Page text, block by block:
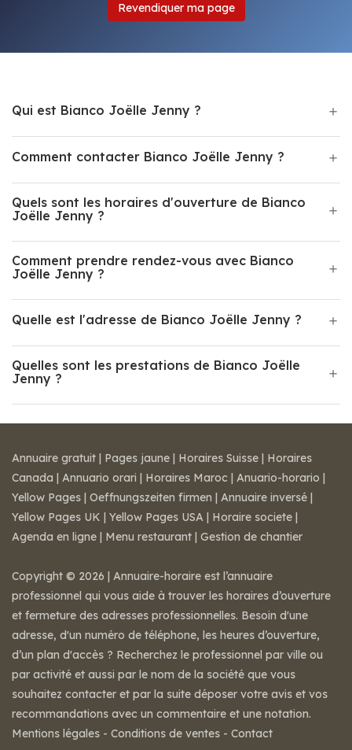
Revendiquer ma page
Qui est Bianco Joëlle Jenny ?
Comment contacter Bianco Joëlle Jenny ?
Quels sont les horaires d'ouverture de Bianco
Joëlle Jenny ?
Comment prendre rendez-vous avec Bianco
Joëlle Jenny ?
Quelle est l'adresse de Bianco Joëlle Jenny ?
Quelles sont les prestations de Bianco Joëlle
Jenny ?
Annuaire gratuit | Pages jaune | Horaires Suisse | Horaires
Canada | Annuario orari | Horaires Maroc | Anuario-horario |
Yellow Pages | Oeffnungszeiten firmen | Annuaire inversé |
Yellow Pages UK | Yellow Pages USA | Horaire societe |
Agenda en ligne | Menu restaurant | Gestion de chantier
Copyright © 2026 | Annuaire-horaire est l’annuaire
professionnel qui vous aide à trouver les horaires d’ouverture
et fermeture des adresses professionnelles. Besoin d'une
adresse, d'un numéro de téléphone, les heures d’ouverture,
d’un plan d'accès ? Recherchez le professionnel par ville ou
par activité et aussi par le nom de la société que vous
souhaitez contacter et par la suite déposer votre avis et vos
recommandations avec un commentaire et une notation.
Mentions légales - Conditions de ventes - Contact